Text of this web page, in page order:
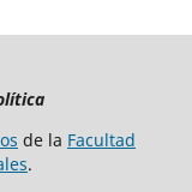
de la Facultad
.